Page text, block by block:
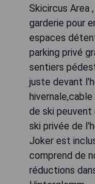
Skicircus Area
garderie pour
espaces
parking privé
sentiers
juste devant
de ski
ski privée de
Joker est
comprend de
réductions